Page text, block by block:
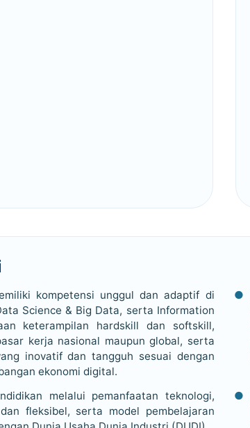
kompetensi unggul dan adaptif di
Science & Big Data, serta Information
keterampilan hardskill dan softskill,
kerja nasional maupun global, serta
inovatif dan tangguh sesuai dengan
ekonomi digital.
melalui pemanfaatan teknologi,
fleksibel, serta model pembelajaran